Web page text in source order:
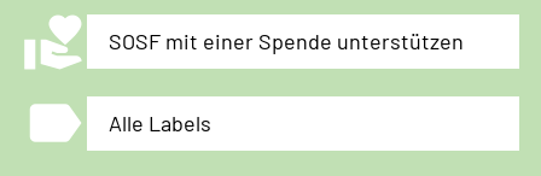
volunteer_activism SOSF mit einer Spende unterstützen
label Alle Labels